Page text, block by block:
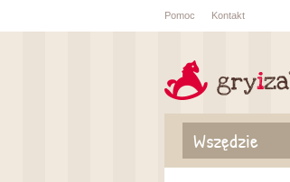
Pomoc Kontakt